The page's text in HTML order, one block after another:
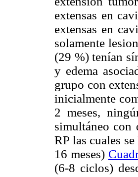
extensas en
extensas en
solamente
(29 %) tenían
y edema
grupo con
inicialmente
2 meses,
simultáneo
RP las cuales
16 meses)
(6-8 ciclos)